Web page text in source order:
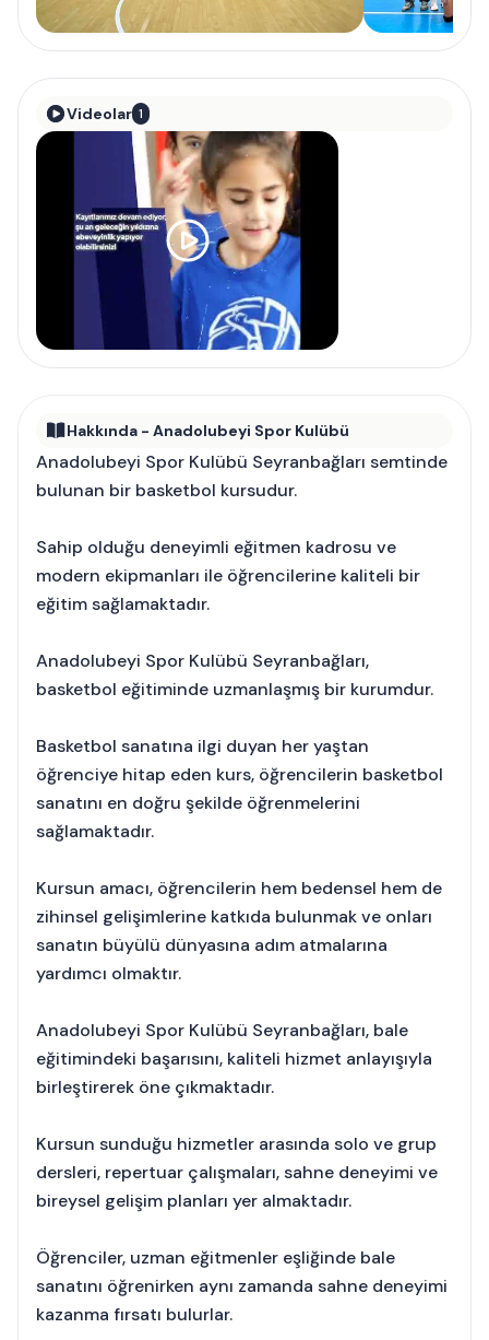
Videolar 1
Hakkında - Anadolubeyi Spor Kulübü
Anadolubeyi Spor Kulübü Seyranbağları semtinde
bulunan bir basketbol kursudur.
Sahip olduğu deneyimli eğitmen kadrosu ve
modern ekipmanları ile öğrencilerine kaliteli bir
eğitim sağlamaktadır.
Anadolubeyi Spor Kulübü Seyranbağları,
basketbol eğitiminde uzmanlaşmış bir kurumdur.
Basketbol sanatına ilgi duyan her yaştan
öğrenciye hitap eden kurs, öğrencilerin basketbol
sanatını en doğru şekilde öğrenmelerini
sağlamaktadır.
Kursun amacı, öğrencilerin hem bedensel hem de
zihinsel gelişimlerine katkıda bulunmak ve onları
sanatın büyülü dünyasına adım atmalarına
yardımcı olmaktır.
Anadolubeyi Spor Kulübü Seyranbağları, bale
eğitimindeki başarısını, kaliteli hizmet anlayışıyla
birleştirerek öne çıkmaktadır.
Kursun sunduğu hizmetler arasında solo ve grup
dersleri, repertuar çalışmaları, sahne deneyimi ve
bireysel gelişim planları yer almaktadır.
Öğrenciler, uzman eğitmenler eşliğinde bale
sanatını öğrenirken aynı zamanda sahne deneyimi
kazanma fırsatı bulurlar.